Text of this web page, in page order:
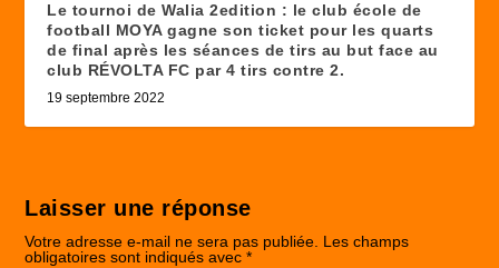
Le tournoi de Walia 2edition : le club école de
football MOYA gagne son ticket pour les quarts
de final après les séances de tirs au but face au
club RÉVOLTA FC par 4 tirs contre 2.
19 septembre 2022
Laisser une réponse
Votre adresse e-mail ne sera pas publiée. Les champs
obligatoires sont indiqués avec*